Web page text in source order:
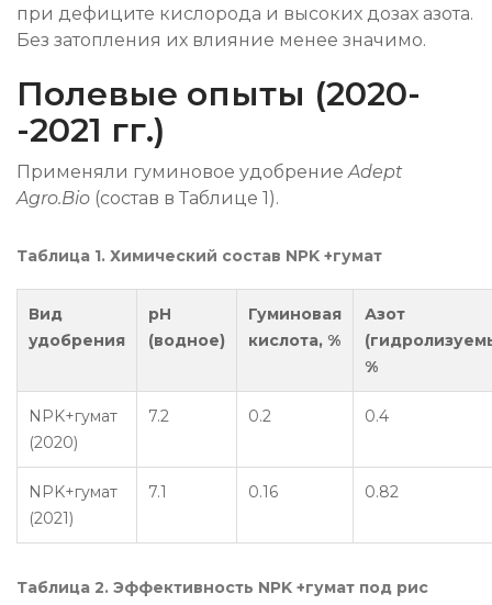
при дефиците кислорода и высоких дозах азота.
Без затопления их влияние менее значимо.
Полевые опыты (2020-
-2021 гг.)
Применяли гуминовое удобрениеAdept
Agro.Bio (состав в Таблице 1).
Таблица 1. Химический состав NPK +гумат
Вид
удобрения
рН
(водное)
Гуминовая
кислота, %
Азот
%
NPK+гумат
(2020)
7.2 0.2 0.4
NPK+гумат
(2021)
7.1 0.16 0.82
Таблица 2. Эффективность NPK +гумат под рис